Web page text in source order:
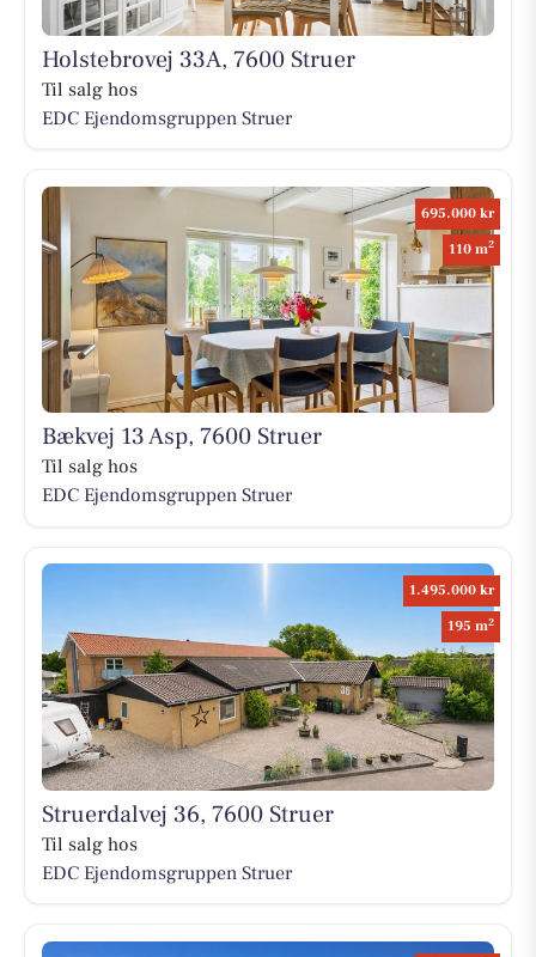
Holstebrovej 33A, 7600 Struer
Til salg hos
EDC Ejen­doms­grup­pen Struer
695.000 kr
110 m2
Bækvej 13 Asp, 7600 Struer
Til salg hos
EDC Ejen­doms­grup­pen Struer
1.495.000 kr
195 m2
Struerdalvej 36, 7600 Struer
Til salg hos
EDC Ejen­doms­grup­pen Struer